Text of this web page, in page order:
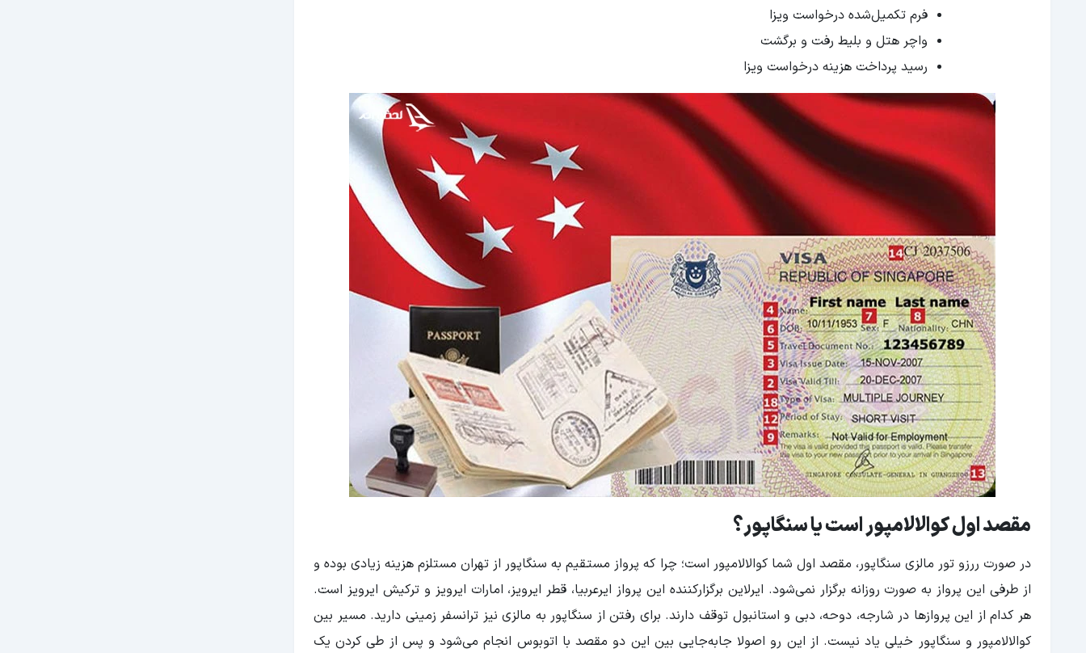
فرم تکمیل‌شده درخواست ویزا
واچر هتل و بلیط رفت و برگشت
رسید پرداخت هزینه درخواست ویزا
مقصد اول کوالالامپور است یا سنگاپور؟
در صورت ررزو تور مالزی سنگاپور، مقصد اول شما کوالالامپور است؛ چرا که پرواز مستقیم به سنگاپور از تهران مستلزم هزینه زیادی بوده و
از طرفی این پرواز به صورت روزانه برگزار نمی‌شود. ایرلاین برگزارکننده این پرواز ایرعربیا، قطر ایرویز، امارات ایرویز و ترکیش ایرویز است.
هر کدام از این پروازها در شارجه، دوحه، دبی و استانبول توقف دارند. برای رفتن از سنگاپور به مالزی نیز ترانسفر زمینی دارید. مسیر بین
کوالالامپور و سنگاپور خیلی یاد نیست. از این رو اصولا جابه‌جایی بین این دو مقصد با اتوبوس انجام می‌شود و پس از طی کردن یک